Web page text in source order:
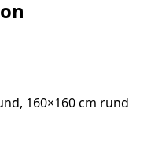
160×160 cm rund